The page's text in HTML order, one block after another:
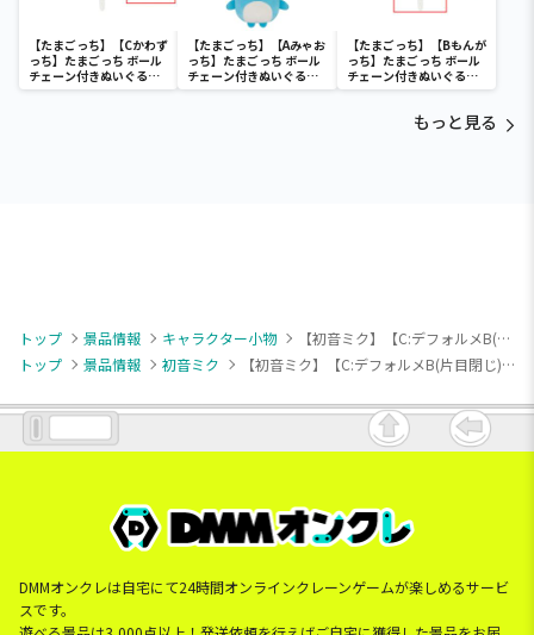
【たまごっち】【Cかわず
っち】たまごっち ボール
チェーン付きぬいぐるみ
～Tamagotchi
【たまごっち】【Aみゃお
っち】たまごっち ボール
チェーン付きぬいぐるみ
～Tamagotchi
【たまごっち】【Bもんが
っち】たまごっち ボール
チェーン付きぬいぐるみ
～Tamagotchi
もっと見る
トップ 景品情報 キャラクター小物
【初音ミク】【C:デフォルメB(片目閉じ)】初音ミク×チロルチョコ アクリルスタンド
トップ
景品情報 初音ミク 【初音ミク】【C:デフォルメB(片目閉じ)】初音ミク×チロルチョコ アクリルスタンド
DMMオンクレは自宅にて24時間オンラインクレーンゲームが楽しめるサービ
スです。